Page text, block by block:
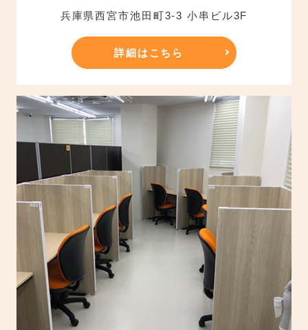
兵庫県西宮市池田町3-3 小串ビル3F
詳細はこちら